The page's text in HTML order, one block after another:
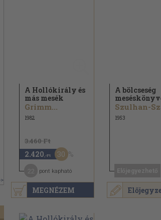
MEGNÉZEM
A Hollókirály és
más mesék
Grimm...
1982
3.460 Ft
2.420 ,-Ft 30
pont kapható
A bölcseség
1953